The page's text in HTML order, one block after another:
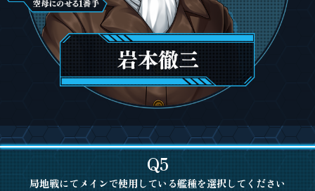
Q5
局地戦にてメインで使用している艦種を選択してください